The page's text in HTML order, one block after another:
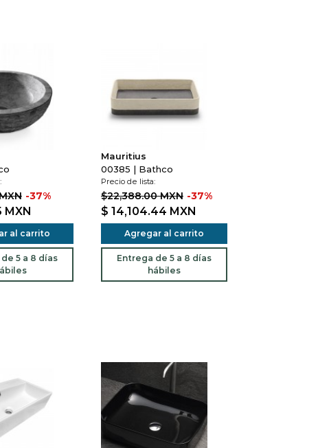
-37%
MXN
al carrito
5 a 8 días
Mauritius
00385 | Bathco
Precio de lista:
$22,388.00 MXN -37%
$ 14,104.44 MXN
Agregar al carrito
Entrega de 5 a 8 días
hábiles